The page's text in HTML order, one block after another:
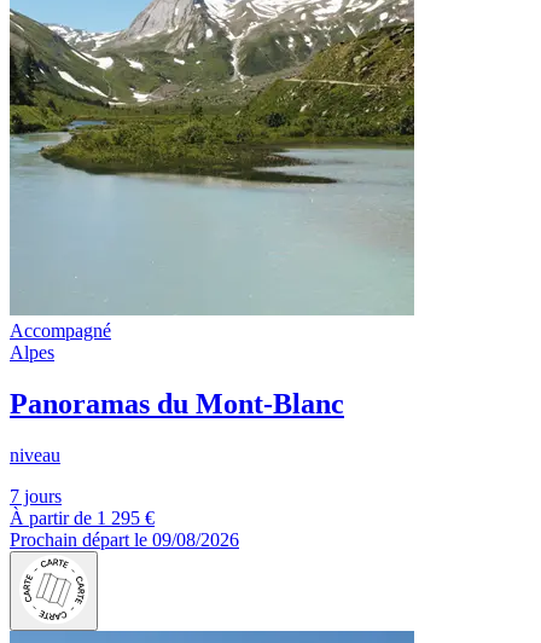
Accompagné
Alpes
Panoramas du Mont-Blanc
niveau
7 jours
À partir de 1 295 €
Prochain départ le 09/08/2026